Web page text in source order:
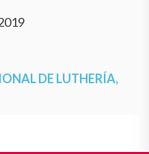
DE LUTHERÍA,